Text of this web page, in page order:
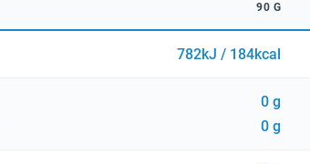
90 G
782kJ / 184kcal
0 g
0 g